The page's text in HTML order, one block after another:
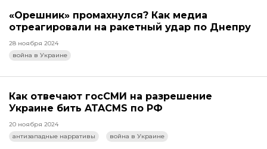
«Орешник» промахнулся? Как медиа
отреагировали на ракетный удар по Днепру
28 ноября 2024
война в Украине
Как отвечают госСМИ на разрешение
Украине бить ATACMS по РФ
20 ноября 2024
антизападные нарративы
война в Украине